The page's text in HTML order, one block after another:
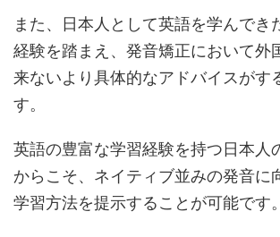
また、日本人として英語を学んでき
経験を踏まえ、発音矯正において外
来ないより具体的なアドバイスがす
す。
英語の豊富な学習経験を持つ日本人
からこそ、ネイティブ並みの発音に
学習方法を提示することが可能です。